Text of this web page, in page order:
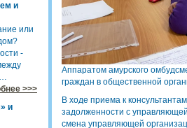
и
или
-
>>>
и
Аппаратом амурского
граждан в общественной
В ходе приема к
задолженности с
смена управляющей